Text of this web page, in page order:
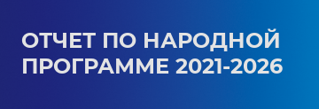
ОТЧЕТ ПО НАРОДНОЙ
ПРОГРАММЕ 2021-2026